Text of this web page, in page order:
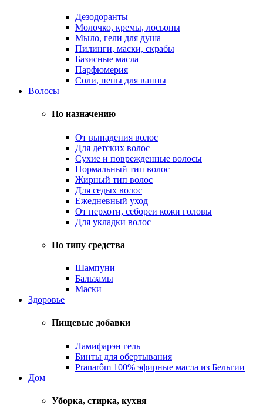
Дезодоранты
Молочко, кремы, лосьоны
Мыло, гели для душа
Пилинги, маски, скрабы
Базисные масла
Парфюмерия
Соли, пены для ванны
Волосы
По назначению
От выпадения волос
Для детских волос
Сухие и поврежденные волосы
Нормальный тип волос
Жирный тип волос
Для седых волос
Ежедневный уход
От перхоти, себореи кожи головы
Для укладки волос
По типу средства
Шампуни
Бальзамы
Маски
Здоровье
Пищевые добавки
Ламифарэн гель
Бинты для обертывания
Pranarôm 100% эфирные масла из Бельгии
Дом
Уборка, стирка, кухня